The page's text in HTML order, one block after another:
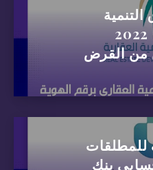
العقاري برقم الهوية 2022
من القرض
حسابي بنك